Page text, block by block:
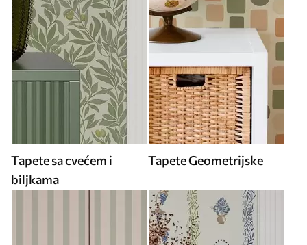
Tapete sa cvećem i
biljkama
Tapete Geometrijske